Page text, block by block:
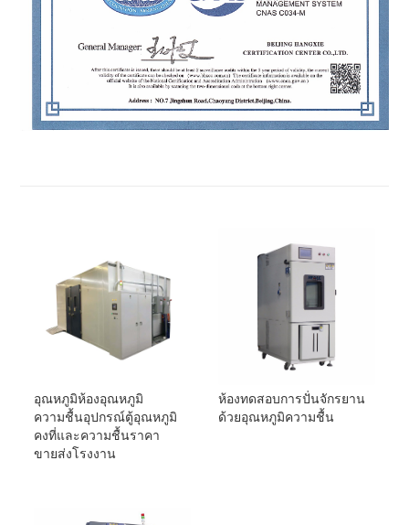
อุณหภูมิห้องอุณหภูมิ
ความชื้นอุปกรณ์ตู้อุณหภูมิ
คงที่และความชื้นราคา
ขายส่งโรงงาน
ห้องทดสอบการปั่นจักรยาน
ด้วยอุณหภูมิความชื้น